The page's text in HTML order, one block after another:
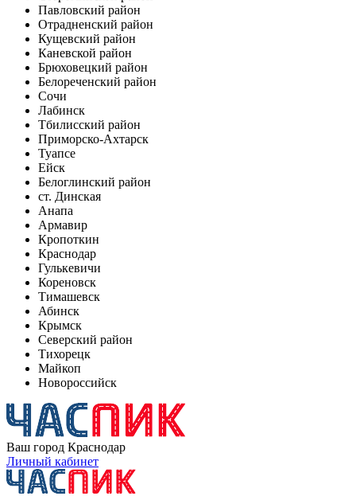
Павловский район
Отрадненский район
Кущевский район
Каневской район
Брюховецкий район
Белореченский район
Сочи
Лабинск
Тбилисский район
Приморско-Ахтарск
Туапсе
Ейск
Белоглинский район
ст. Динская
Анапа
Армавир
Кропоткин
Краснодар
Гулькевичи
Кореновск
Тимашевск
Абинск
Крымск
Северский район
Тихорецк
Майкоп
Новороссийск
Ваш город Краснодар
Личный кабинет